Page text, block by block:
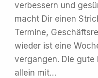
verbessern und
macht Dir einen
Termine,
wieder ist eine
vergangen. Die
allein mit…